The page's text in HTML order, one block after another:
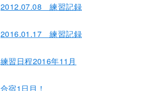
2012.07.08 練習記録
2016.01.17 練習記録
練習日程2016年11月
合宿1日目！